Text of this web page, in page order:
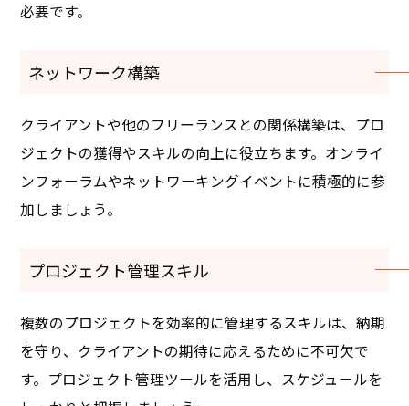
必要です。
ネットワーク構築
クライアントや他のフリーランスとの関係構築は、プロ
ジェクトの獲得やスキルの向上に役立ちます。オンライ
ンフォーラムやネットワーキングイベントに積極的に参
加しましょう。
プロジェクト管理スキル
複数のプロジェクトを効率的に管理するスキルは、納期
を守り、クライアントの期待に応えるために不可欠で
す。プロジェクト管理ツールを活用し、スケジュールを